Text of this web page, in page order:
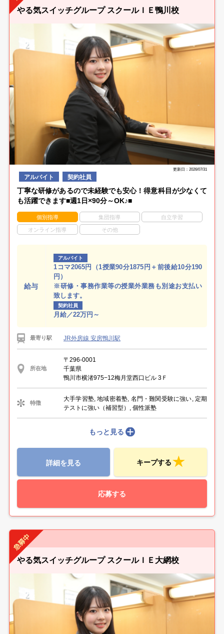
やる気スイッチグループ スクールＩＥ鴨川校
更新日：2026/07/31
アルバイト 契約社員
丁寧な研修があるので未経験でも安心！得意科目が少なくて
も活躍できます■週1日×90分～OK♪■
個別指導 集団指導 自立学習
オンライン指導 その他
給与
アルバイト
1コマ2065円（1授業90分1875円＋前後給10分190
円）
※研修・事務作業等の授業外業務も別途お支払い
致します。
契約社員
月給／22万円～
最寄り駅 JR外房線 安房鴨川駅
所在地
〒296-0001
千葉県
鴨川市横渚975−12梅月堂西口ビル 3Ｆ
特徴
大手学習塾, 地域密着塾, 名門・難関受験に強い, 定期
テストに強い（補習型）, 個性派塾
もっと見る
詳細を見る キープする
応募する
やる気スイッチグループ スクールＩＥ大網校